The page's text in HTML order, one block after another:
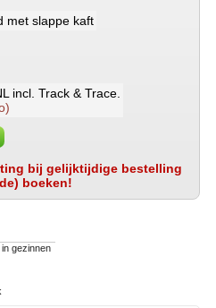
met slappe kaft
incl. Track & Trace.
bij gelijktijdige bestelling
boeken!
gezinnen